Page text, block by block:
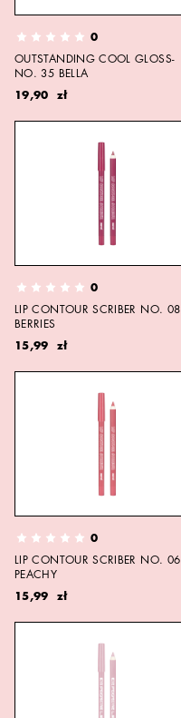
0
OUTSTANDING COOL GLOSS-
NO. 35 BELLA
19,90 zł
0
LIP CONTOUR SCRIBER NO. 08
BERRIES
15,99 zł
0
LIP CONTOUR SCRIBER NO. 06
PEACHY
15,99 zł